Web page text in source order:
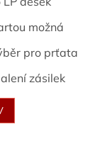
možná
pro prťata
zásilek